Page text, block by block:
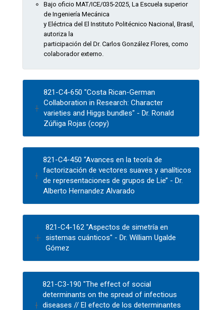
Bajo oficio MAT/ICE/035-2025, La Escuela superior
de Ingeniería Mecánica
y Eléctrica del El Instituto Politécnico Nacional, Brasil,
autoriza la
participación del Dr. Carlos González Flores, como
colaborador externo.
821-C4-650 "Costa Rican-German
Collaboration in Research: Character
varieties and Higgs bundles" - Dr. Ronald
Zúñiga Rojas (copy)
821-C4-450 “Avances en la teoría de
factorización de vectores suaves y analíticos
de representaciones de grupos de Lie’’ - Dr.
Alberto Hernandez Alvarado
821-C4-162 "Aspectos de simetría en
sistemas cuánticos" - Dr. William Ugalde
Gómez
821-C3-190 "The effect of social
determinants on the spread of infectious
diseases // El efecto de los determinantes